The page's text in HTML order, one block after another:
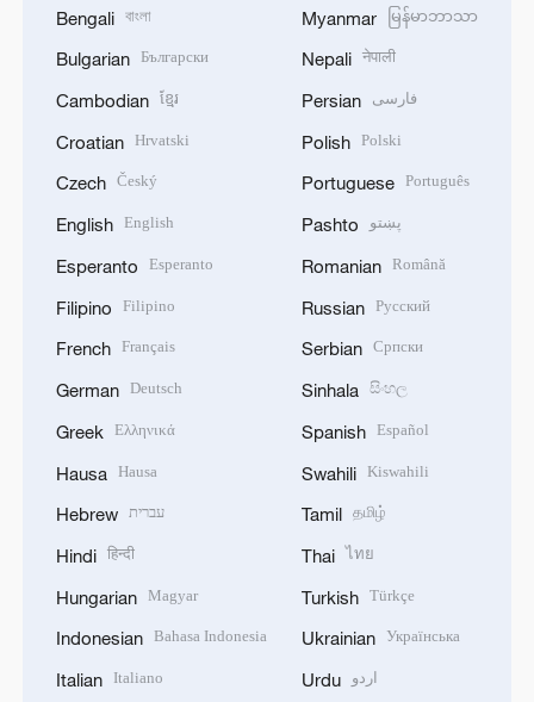
Bengali বাংলা
Bulgarian Български
Cambodian ខ្មែរ
Croatian Hrvatski
Czech Český
English English
Esperanto Esperanto
Filipino Filipino
French Français
German Deutsch
Greek Ελληνικά
Hausa Hausa
Hebrew עברית
Hindi हिन्दी
Hungarian Magyar
Indonesian Bahasa Indonesia
Italian Italiano
Myanmar မြန်မာဘာသာ
Nepali नेपाली
Persian فارسی
Polish Polski
Portuguese Português
Pashto پښتو
Romanian Română
Russian Русский
Serbian Српски
Sinhala සිංහල
Spanish Español
Swahili Kiswahili
Tamil தமிழ்
Thai ไทย
Turkish Türkçe
Ukrainian Українська
Urdu اردو